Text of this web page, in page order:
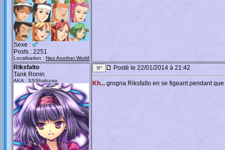
Sexe :
Posts : 2251
Localisation : Neo Another World
Riksfalto
Tank Ronin
AKA : SSShakuras
Posté le 22/01/2014 à 21:42
Kh... grogna Riksfalto en se figeant pendant